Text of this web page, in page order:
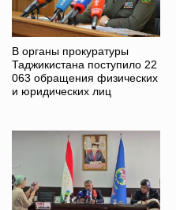
В органы прокуратуры
Таджикистана поступило 22
063 обращения физических
и юридических лиц